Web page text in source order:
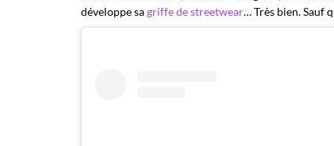
développe sagriffe de streetwear… Très bien. Sauf